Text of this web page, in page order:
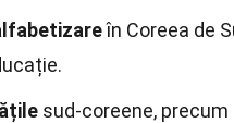
în Coreea de
sud-coreene,